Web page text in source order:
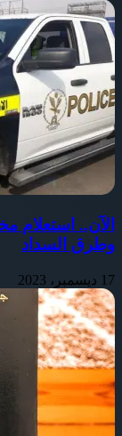
الآن.. استعلام
وطرق السداد
17 ديسمبر، 2023